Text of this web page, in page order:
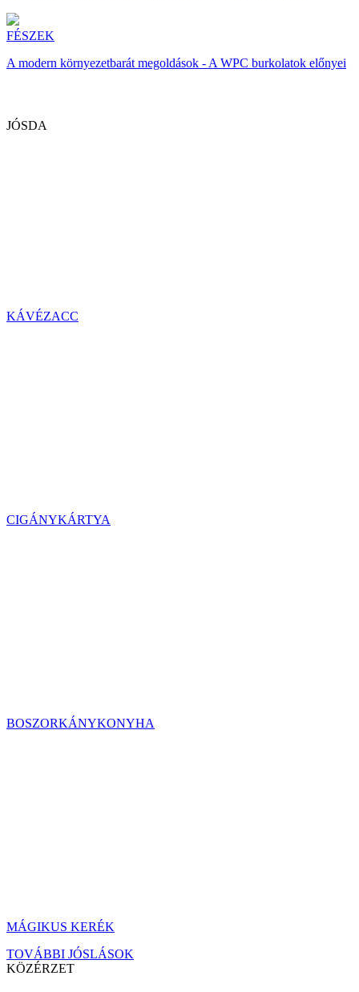
FÉSZEK
A modern környezetbarát megoldások - A WPC burkolatok előnyei
JÓSDA
KÁVÉZACC
CIGÁNYKÁRTYA
BOSZORKÁNYKONYHA
MÁGIKUS KERÉK
TOVÁBBI JÓSLÁSOK
KÖZÉRZET